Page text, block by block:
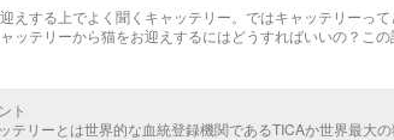
えする上でよく聞くキャッテリー。ではキャッテリーっ
ッテリーから猫をお迎えするにはどうすればいいの？こ
ト
テリーとは世界的な血統登録機関であるTICAか世界最大